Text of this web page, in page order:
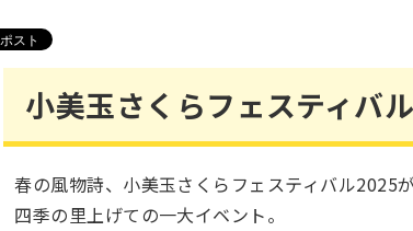
小美玉さくらフェスティバ
春の風物詩、小美玉さくらフェスティバル2025
四季の里上げての一大イベント。